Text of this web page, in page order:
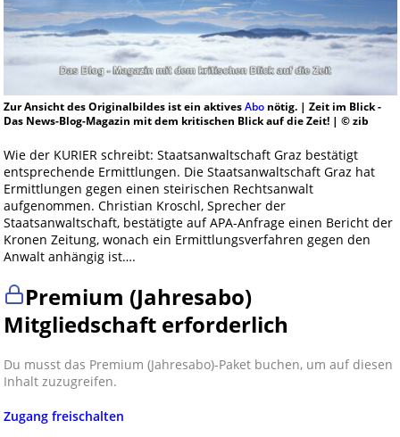
Zur Ansicht des Originalbildes ist ein aktivesAbonötig. | Zeit im Blick -
Das News-Blog-Magazin mit dem kritischen Blick auf die Zeit! | © zib
Wie der KURIER schreibt: Staatsanwaltschaft Graz bestätigt
entsprechende Ermittlungen. Die Staatsanwaltschaft Graz hat
Ermittlungen gegen einen steirischen Rechtsanwalt
aufgenommen. Christian Kroschl, Sprecher der
Staatsanwaltschaft, bestätigte auf APA-Anfrage einen Bericht der
Kronen Zeitung, wonach ein Ermittlungsverfahren gegen den
Anwalt anhängig ist….
Premium (Jahresabo)
Mitgliedschaft erforderlich
Du musst das Premium (Jahresabo)-Paket buchen, um auf diesen
Inhalt zuzugreifen.
Zugang freischalten